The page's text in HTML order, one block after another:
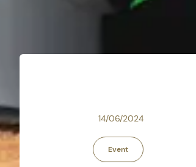
14/06/2024
Event